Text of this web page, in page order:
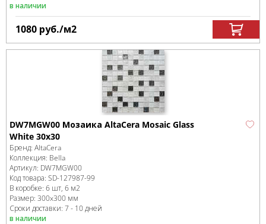
в наличии
1080 руб./м2
DW7MGW00 Мозаика AltaCera Mosaic Glass
White 30x30
Бренд: AltaCera
Коллекция: Bella
Артикул: DW7MGW00
Код товара: SD-127987-99
В коробке: 6 шт, 6 м2
Размер: 300x300 мм
Сроки доставки: 7 - 10 дней
в наличии